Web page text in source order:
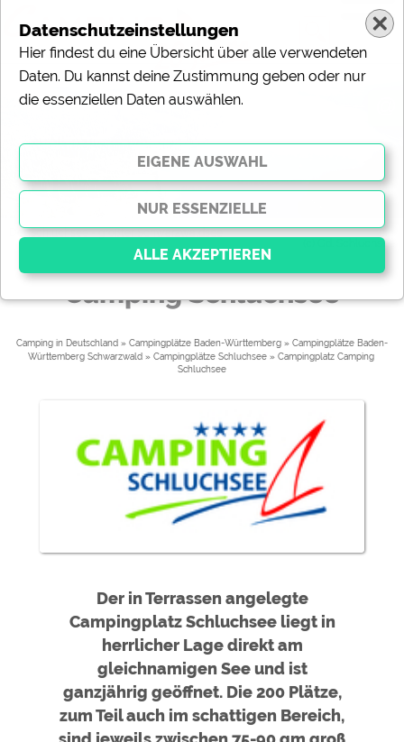
Der Schluchsee - größter Schwarzwaldsee
(c) Gd. Schluchsee
Camping Schluchsee
Camping in Deutschland » Campingplätze Baden-Württemberg » Campingplätze Baden-
Württemberg Schwarzwald » Campingplätze Schluchsee » Campingplatz Camping
Schluchsee
Der in Terrassen angelegte
Campingplatz Schluchsee liegt in
herrlicher Lage direkt am
gleichnamigen See und ist
ganzjährig geöffnet. Die 200 Plätze,
zum Teil auch im schattigen Bereich,
Um
Datenschutzeinstellungen
Hier findest du eine Übersicht über alle verwendeten
Daten. Du kannst deine Zustimmung geben oder nur
die essenziellen Daten auswählen.
Essenzielle Cookies ermöglichen grundlegende
Funktionen und sind für die einwandfreie Funktion der
Website dringend erforderlich. Ohne diese Cookies
Externe Medien
YouTube (Videos von
https://policies.google.com/privacy
Campingplatzvorschau (Vorschau
siehe Datenschutzerklärung des
jeweiligen Anbieters
Google reCAPTCHA (Formulare) https://policies.google.com/privacy
Google Analytics https://policies.google.com/privacy